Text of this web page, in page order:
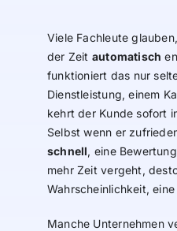
Viele Fachleute
der Zeit automatisch
funktioniert das nur
Dienstleistung, einem
kehrt der Kunde sofort
Selbst wenn er
schnell, eine
mehr Zeit vergeht,
Wahrscheinlichkeit,
Manche Unternehmen